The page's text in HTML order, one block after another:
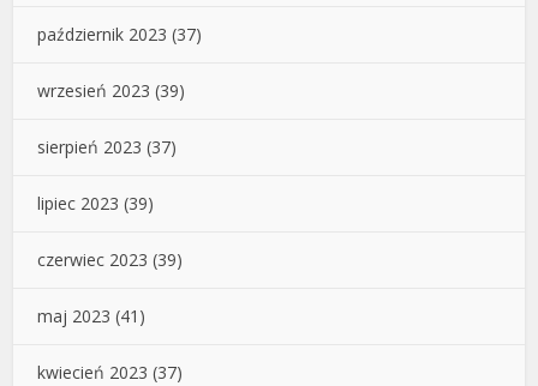
październik 2023 (37)
wrzesień 2023 (39)
sierpień 2023 (37)
lipiec 2023 (39)
czerwiec 2023 (39)
maj 2023 (41)
kwiecień 2023 (37)